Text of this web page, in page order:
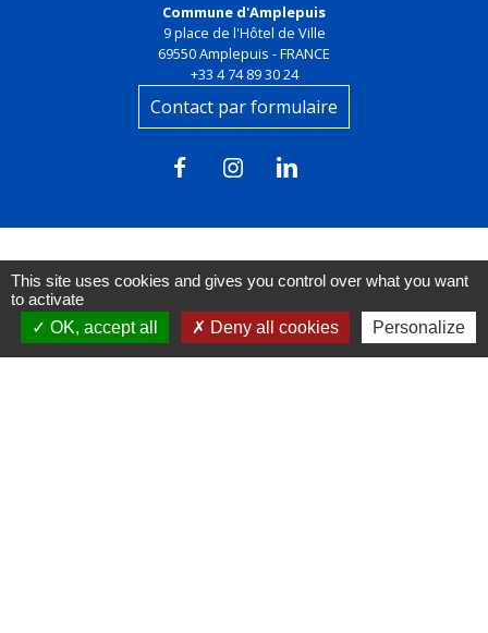
Commune d'Amplepuis
9 place de l'Hôtel de Ville
69550 Amplepuis - FRANCE
+33 4 74 89 30 24
Contact par formulaire
Liens
FACEBOOK
This site uses cookies and gives you control over what you want
to activate
OK, accept all
Deny all cookies Personalize